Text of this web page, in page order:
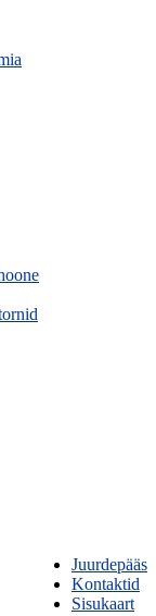
Juurdepääs
Kontaktid
Sisukaart